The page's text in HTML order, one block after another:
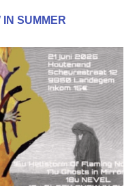
SUMMER